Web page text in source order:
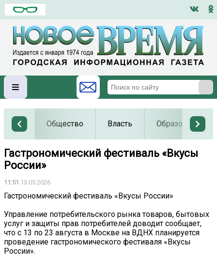
Общество Власть Образование
Гастрономический фестиваль «Вкусы
России»
11:51 13.05.2026
Гастрономический фестиваль «Вкусы России»
Управление потребительского рынка товаров, бытовых
услуг и защиты прав потребителей доводит сообщает,
что с 13 по 23 августа в Москве на ВДНХ планируется
проведение гастрономического фестиваля «Вкусы
России».